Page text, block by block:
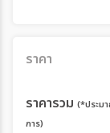
ราคา
ราคารวม (*ประม
การ)